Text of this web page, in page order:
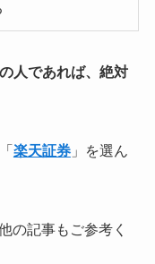
人であれば、絶対
楽天証券」を選ん
の記事もご参考く